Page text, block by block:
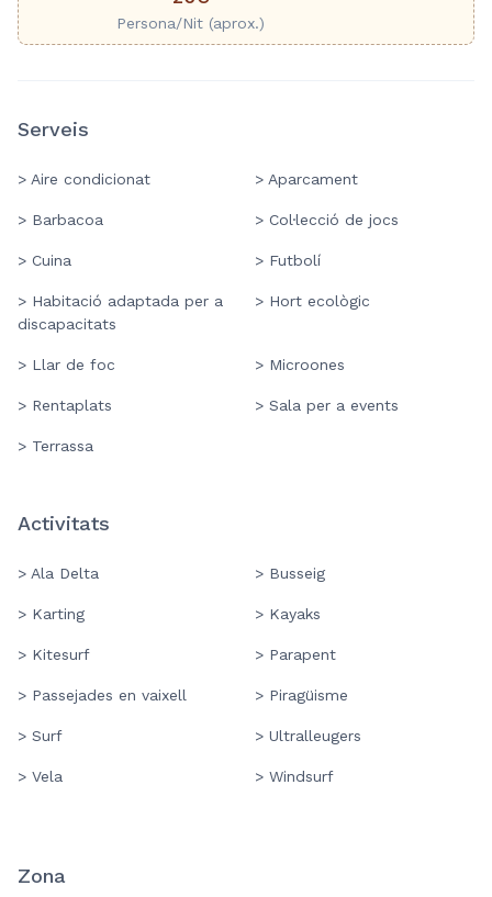
Persona/Nit (aprox.)
Serveis
> Aire condicionat > Aparcament
> Barbacoa > Col·lecció de jocs
> Cuina > Futbolí
> Habitació adaptada per a
discapacitats
> Hort ecològic
> Llar de foc > Microones
> Rentaplats > Sala per a events
> Terrassa
Activitats
> Ala Delta > Busseig
> Karting > Kayaks
> Kitesurf > Parapent
> Passejades en vaixell > Piragüisme
> Surf > Ultralleugers
> Vela > Windsurf
Zona